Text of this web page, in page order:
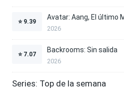
⭐ 9.39
Avatar: Aang, El último
2026
⭐ 7.07
Backrooms: Sin salida
2026
Series: Top de la semana